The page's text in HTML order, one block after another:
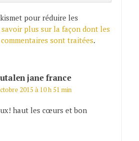
pour réduire les
savoir plus sur la façon dont les
sont traitées.
jane france
2015 à 10 h 51 min
haut les cœurs et bon